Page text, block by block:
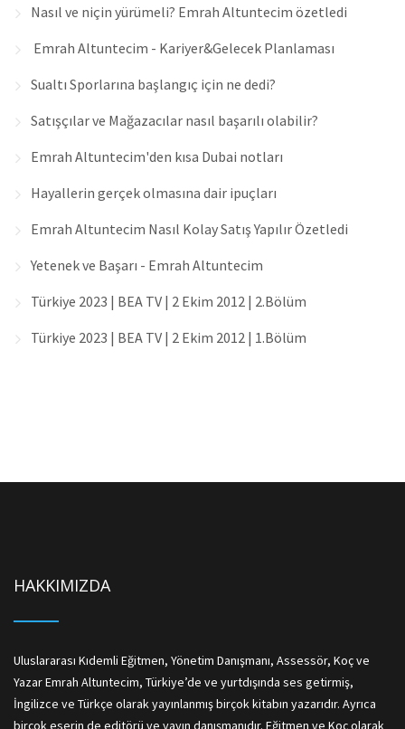
Nasıl ve niçin yürümeli? Emrah Altuntecim özetledi
Emrah Altuntecim - Kariyer&Gelecek Planlaması
Sualtı Sporlarına başlangıç için ne dedi?
Satışçılar ve Mağazacılar nasıl başarılı olabilir?
Emrah Altuntecim'den kısa Dubai notları
Hayallerin gerçek olmasına dair ipuçları
Emrah Altuntecim Nasıl Kolay Satış Yapılır Özetledi
Yetenek ve Başarı - Emrah Altuntecim
Türkiye 2023 | BEA TV | 2 Ekim 2012 | 2.Bölüm
Türkiye 2023 | BEA TV | 2 Ekim 2012 | 1.Bölüm
HAKKIMIZDA
Uluslararası Kıdemli Eğitmen, Yönetim Danışmanı, Assessör, Koç ve
Yazar Emrah Altuntecim, Türkiye’de ve yurtdışında ses getirmiş,
İngilizce ve Türkçe olarak yayınlanmış birçok kitabın yazarıdır. Ayrıca
birçok eserin de editörü ve yayın danışmanıdır. Eğitmen ve Koç olarak